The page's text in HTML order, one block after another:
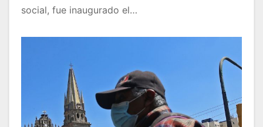
social, fue inaugurado el…